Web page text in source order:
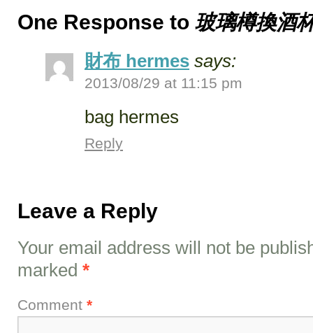
One Response to 玻璃樽換酒
財布 hermes says:
2013/08/29 at 11:15 pm
bag hermes
Reply
Leave a Reply
Your email address will not be
marked *
Comment *